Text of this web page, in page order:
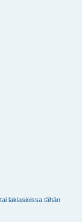
lakiasioissa tähän